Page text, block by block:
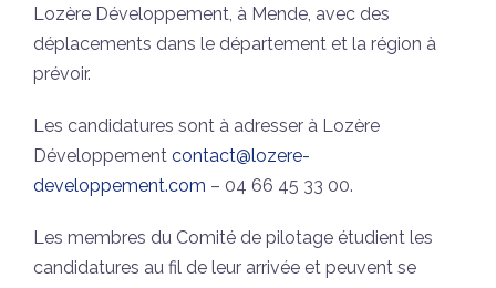
Lozère Développement, à Mende, avec des
déplacements dans le département et la région à
prévoir.
Les candidatures sont à adresser à Lozère
Développement contact@lozere-
developpement.com – 04 66 45 33 00.
Les membres du Comité de pilotage étudient les
candidatures au fil de leur arrivée et peuvent se